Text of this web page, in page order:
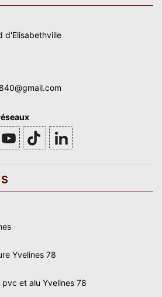
d'Elisabethville
Yvelines 78
et alu Yvelines 78